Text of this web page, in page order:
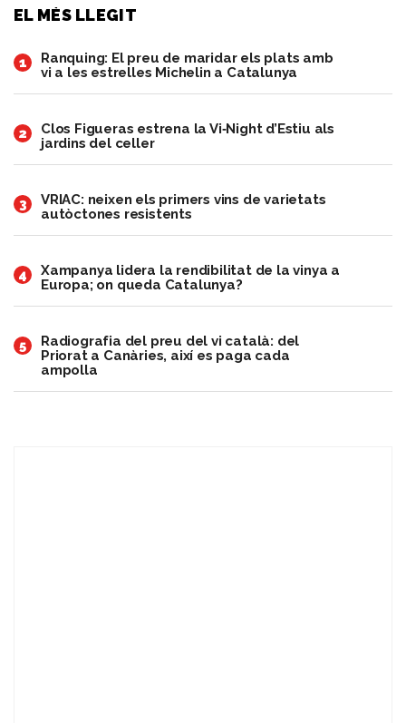
EL MÉS LLEGIT
1
Ranquing: El preu de maridar els plats amb
vi a les estrelles Michelin a Catalunya
2
Clos Figueras estrena la Vi‑Night d’Estiu als
jardins del celler
3
VRIAC: neixen els primers vins de varietats
autòctones resistents
4
Xampanya lidera la rendibilitat de la vinya a
Europa; on queda Catalunya?
5
Radiografia del preu del vi català: del
Priorat a Canàries, així es paga cada
ampolla